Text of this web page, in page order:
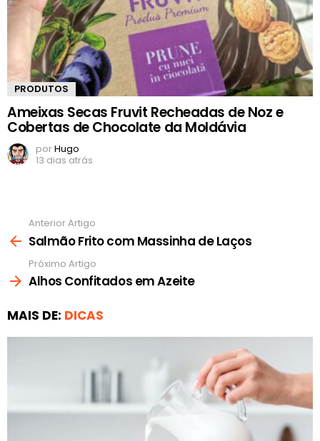
PRODUTOS
Ameixas Secas Fruvit Recheadas de Noz e
Cobertas de Chocolate da Moldávia
porHugo
13 dias atrás
mais
Anterior Artigo
Salmão Frito com Massinha de Laços
Próximo Artigo
Alhos Confitados em Azeite
MAIS DE: DICAS